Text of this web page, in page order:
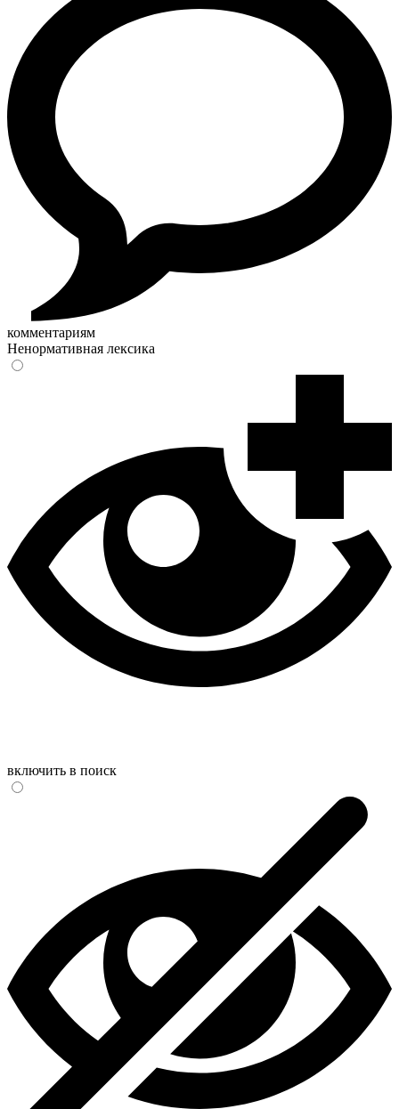
комментариям
Ненормативная лексика
включить в поиск